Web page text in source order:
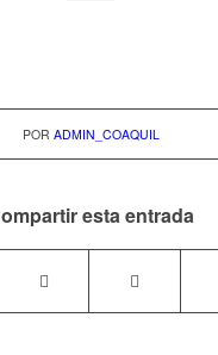
POR ADMIN_COAQUIL
esta entrada